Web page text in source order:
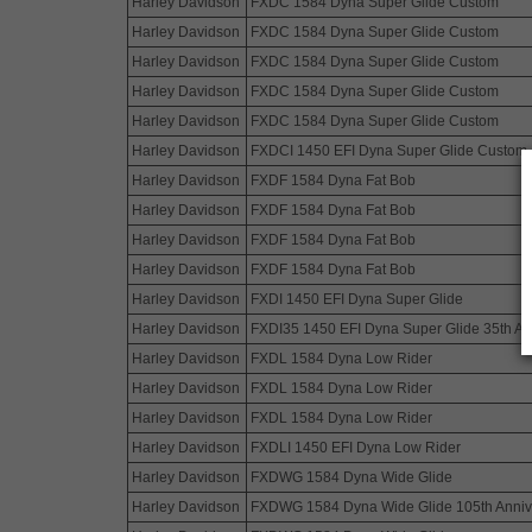
Harley Davidson
FXDC 1584 Dyna Super Glide Custom
Harley Davidson
FXDC 1584 Dyna Super Glide Custom
Harley Davidson
FXDC 1584 Dyna Super Glide Custom
Harley Davidson
FXDC 1584 Dyna Super Glide Custom
Harley Davidson
FXDCI 1450 EFI Dyna Super Glide Custom
Harley Davidson
FXDF 1584 Dyna Fat Bob
Harley Davidson
FXDF 1584 Dyna Fat Bob
Harley Davidson
FXDF 1584 Dyna Fat Bob
Harley Davidson
FXDF 1584 Dyna Fat Bob
Harley Davidson
FXDI 1450 EFI Dyna Super Glide
Harley Davidson
FXDI35 1450 EFI Dyna Super Glide 35th
Harley Davidson
FXDL 1584 Dyna Low Rider
Harley Davidson
FXDL 1584 Dyna Low Rider
Harley Davidson
FXDL 1584 Dyna Low Rider
Harley Davidson
FXDLI 1450 EFI Dyna Low Rider
Harley Davidson
FXDWG 1584 Dyna Wide Glide
Harley Davidson
FXDWG 1584 Dyna Wide Glide 105th